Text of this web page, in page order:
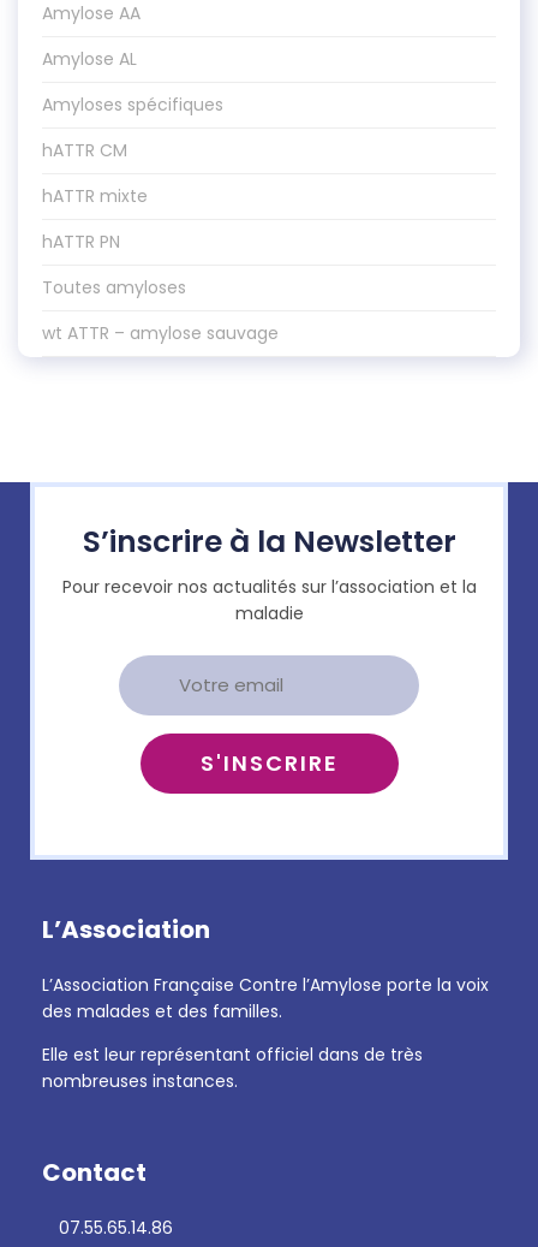
Amylose AA
Amylose AL
Amyloses spécifiques
hATTR CM
hATTR mixte
hATTR PN
Toutes amyloses
wt ATTR – amylose sauvage
S’inscrire à la Newsletter
Pour recevoir nos actualités sur l’association et la
maladie
L’Association
L’Association Française Contre l’Amylose porte la voix
des malades et des familles.
Elle est leur représentant officiel dans de très
nombreuses instances.
Contact
07.55.65.14.86